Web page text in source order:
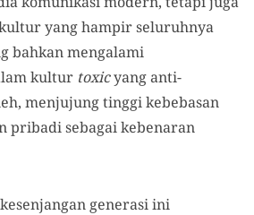
yang hampir seluruhnya
bahkan mengalami
kultur toxicyang anti-
menjujung tinggi kebebasan
pribadi sebagai kebenaran
generasi ini